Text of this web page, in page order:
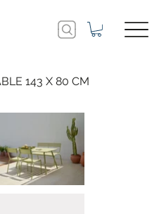
143 X 80 CM